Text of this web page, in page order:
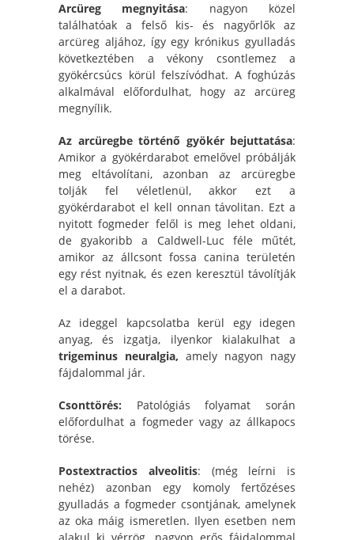
Arcüreg megnyitása: nagyon közel
találhatóak a felső kis- és nagyőrlők az
arcüreg aljához, így egy krónikus gyulladás
következtében a vékony csontlemez a
gyökércsúcs körül felszívódhat. A foghúzás
alkalmával előfordulhat, hogy az arcüreg
megnyílik.
Az arcüregbe történő gyökér bejuttatása:
Amikor a gyökérdarabot emelővel próbálják
meg eltávolítani, azonban az arcüregbe
tolják fel véletlenül, akkor ezt a
gyökérdarabot el kell onnan távolitan. Ezt a
nyitott fogmeder felől is meg lehet oldani,
de gyakoribb a Caldwell-Luc féle műtét,
amikor az állcsont fossa canina területén
egy rést nyitnak, és ezen keresztül távolítják
el a darabot.
Az ideggel kapcsolatba kerül egy idegen
anyag, és izgatja, ilyenkor kialakulhat a
trigeminus neuralgia, amely nagyon nagy
fájdalommal jár.
Csonttörés: Patológiás folyamat során
előfordulhat a fogmeder vagy az állkapocs
törése.
Postextractios alveolitis: (még leírni is
nehéz) azonban egy komoly fertőzéses
gyulladás a fogmeder csontjának, amelynek
az oka máig ismeretlen. Ilyen esetben nem